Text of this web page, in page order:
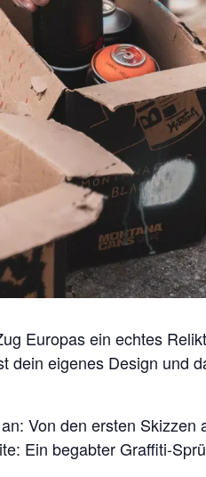
Europas ein echtes
dein eigenes Design und
Von den ersten Skizzen
Ein begabter Graffiti-